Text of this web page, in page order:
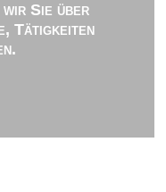
Sie über
Tätigkeiten